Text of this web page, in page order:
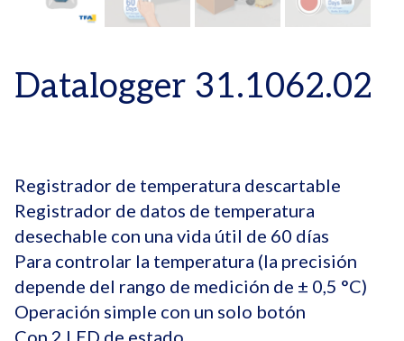
Datalogger 31.1062.02
Registrador de temperatura descartable
Registrador de datos de temperatura
desechable con una vida útil de 60 días
Para controlar la temperatura (la precisión
depende del rango de medición de ± 0,5 °C)
Operación simple con un solo botón